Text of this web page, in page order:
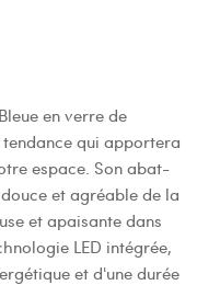
en verre de
qui apportera
espace. Son abat-
et agréable de la
et apaisante dans
LED intégrée,
et d'une durée